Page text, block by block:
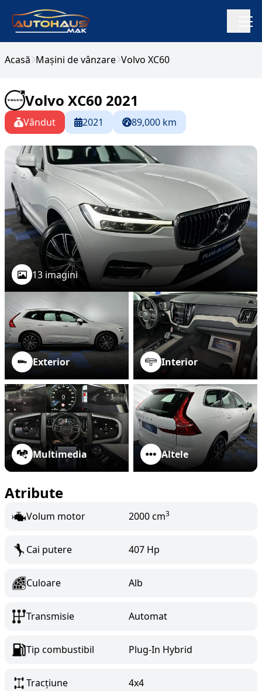
Acasă Mașini de vânzare Volvo XC60
Volvo XC60 2021
Vândut 2021 89,000 km
13 imagini
Exterior Interior
Multimedia Altele
Atribute
Volum motor 2000 cm3
Cai putere 407 Hp
Culoare Alb
Transmisie Automat
Tip combustibil Plug-In Hybrid
Tracțiune 4x4